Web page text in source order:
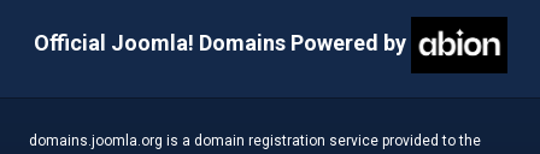
Official Joomla! Domains Powered by
domains.joomla.org is a domain registration service provided to the